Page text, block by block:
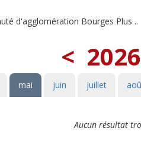
d'agglomération Bourges Plus ..
< 2026
mai juin juillet
Aucun résultat